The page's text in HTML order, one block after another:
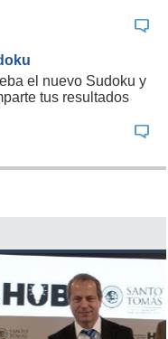
el nuevo Sudoku y
tus resultados